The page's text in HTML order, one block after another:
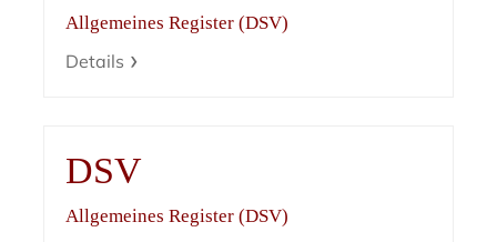
Allgemeines Register (DSV)
Details
DSV
Allgemeines Register (DSV)